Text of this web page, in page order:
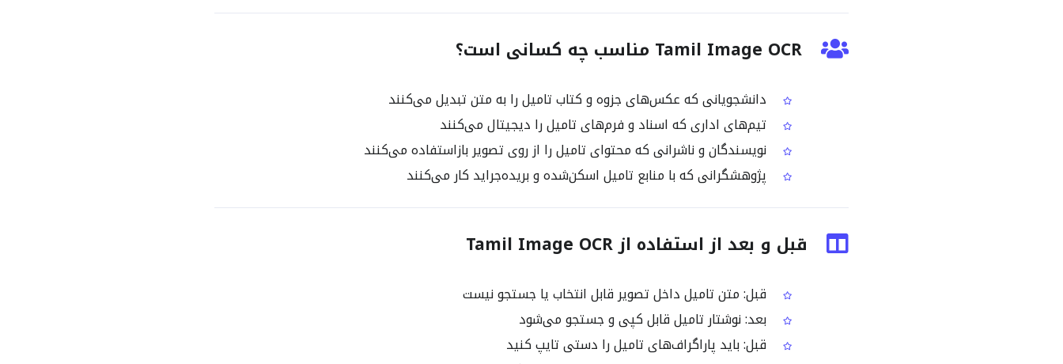
Tamil Image OCR مناسب چه کسانی است؟
دانشجویانی که عکس‌های جزوه و کتاب تامیل را به متن تبدیل می‌کنند
تیم‌های اداری که اسناد و فرم‌های تامیل را دیجیتال می‌کنند
نویسندگان و ناشرانی که محتوای تامیل را از روی تصویر بازاستفاده می‌کنند
پژوهشگرانی که با منابع تامیل اسکن‌شده و بریده‌جراید کار می‌کنند
قبل و بعد از استفاده از Tamil Image OCR
قبل: متن تامیل داخل تصویر قابل انتخاب یا جستجو نیست
بعد: نوشتار تامیل قابل کپی و جستجو می‌شود
قبل: باید پاراگراف‌های تامیل را دستی تایپ کنید